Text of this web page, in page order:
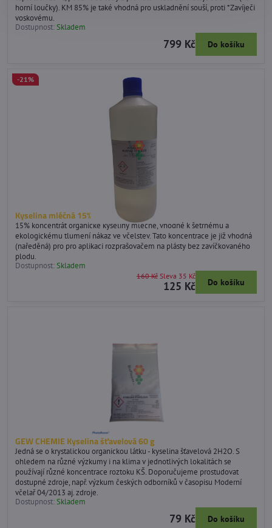
horní loučky). KM 85% je také vhodná pro uskladnění souší, proti *Zavíječi
voskovému.
Dostupnost:Skladem
799 Kč Do košíku
Kyselina mléčná 15%
-21%
15% koncentrát organické kyseliny mléčné, vhodné k šetrnému a
ekologickému tlumení nákaz ve včelstev. Tato koncentrace je již vhodná
(naředěná) pro pro aplikaci rozprašovačem na plásty bez zavíčkovaného
plodu.
Dostupnost:Skladem
125 Kč
160 Kč Sleva 35 Kč
Do košíku
GEW CHEMIE Kyselina šťavelová 60 g
Jedná se o krystalickou organickou látku - kyselina šťavelová 2H2O. S
ohledem na různé výzkumy i na klima v jednotlivých lokalitách se
používají různé koncentrace roztoku KŠ. Doporučujeme prostudovat
dostupné zdroje, např. výzkum českých odborníků v časopisu Moderní
včelař 04/2013 aj. zdroje.
Dostupnost:Skladem
79 Kč Do košíku